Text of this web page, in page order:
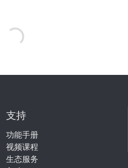
支持
功能手册
视频课程
生态服务